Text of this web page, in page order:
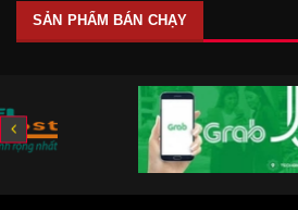
SẢN PHẨM BÁN CHẠY